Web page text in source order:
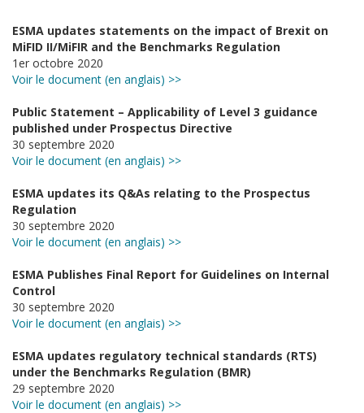
ESMA updates statements on the impact of Brexit on
MiFID II/MiFIR and the Benchmarks Regulation
1er octobre 2020
Voir le document (en anglais) >>
Public Statement – Applicability of Level 3 guidance
published under Prospectus Directive
30 septembre 2020
Voir le document (en anglais) >>
ESMA updates its Q&As relating to the Prospectus
Regulation
30 septembre 2020
Voir le document (en anglais) >>
ESMA Publishes Final Report for Guidelines on Internal
Control
30 septembre 2020
Voir le document (en anglais) >>
ESMA updates regulatory technical standards (RTS)
under the Benchmarks Regulation (BMR)
29 septembre 2020
Voir le document (en anglais) >>